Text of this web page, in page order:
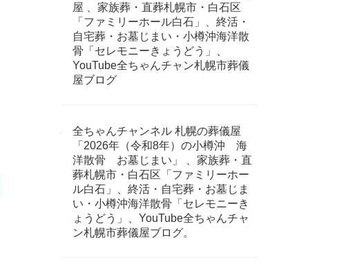
屋 、家族葬・直葬札幌市・白石区
「ファミリーホール白石」、終活・
自宅葬・お墓じまい・小樽沖海洋散
骨「セレモニーきょうどう」、
YouTube全ちゃんチャン札幌市葬儀
屋ブログ
全ちゃんチャンネル 札幌の葬儀屋
「2026年（令和8年）の小樽沖 海
洋散骨 お墓じまい」 、家族葬・直
葬札幌市・白石区「ファミリーホー
ル白石」、終活・自宅葬・お墓じま
い・小樽沖海洋散骨「セレモニーき
ょうどう」、YouTube全ちゃんチャ
ン札幌市葬儀屋ブログ。